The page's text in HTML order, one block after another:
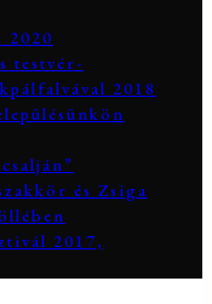
2020
testvér-
2018
és Zsiga
2017,